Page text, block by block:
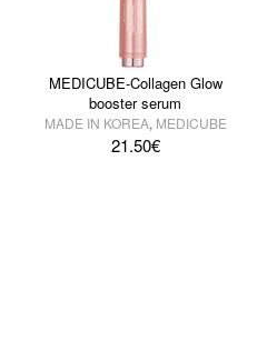
MEDICUBE-Collagen Glow
booster serum
MADE IN KOREA, MEDICUBE
21.50€